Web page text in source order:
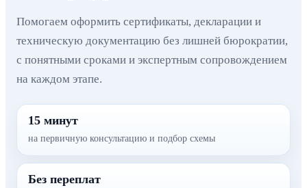
Помогаем оформить сертификаты, декларации и
техническую документацию без лишней бюрократии,
с понятными сроками и экспертным сопровождением
на каждом этапе.
15 минут
на первичную консультацию и подбор схемы
Без переплат